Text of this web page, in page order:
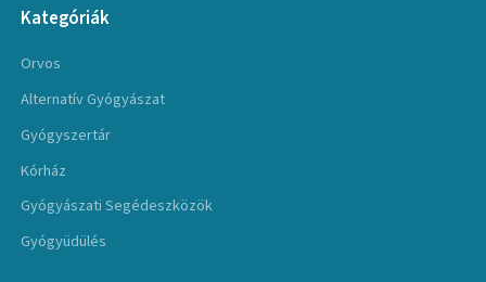
Kategóriák
Orvos
Alternatív Gyógyászat
Gyógyszertár
Kórház
Gyógyászati Segédeszközök
Gyógyüdülés